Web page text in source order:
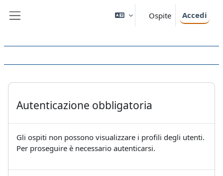
Ospite Accedi
Autenticazione obbligatoria
Gli ospiti non possono visualizzare i profili degli utenti.
Per proseguire è necessario autenticarsi.